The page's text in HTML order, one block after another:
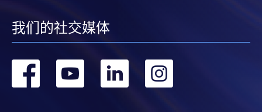
我们的社交媒体
转
转
转